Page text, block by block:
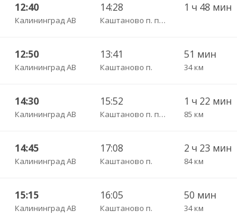
12:40
Калининград АВ
14:28
Каштаново п. пов.
1 ч 48 мин
12:50
Калининград АВ
13:41
Каштаново п.
51 мин
34 км
14:30
Калининград АВ
15:52
Каштаново п. пов.
1 ч 22 мин
85 км
14:45
Калининград АВ
17:08
Каштаново п.
2 ч 23 мин
84 км
15:15
Калининград АВ
16:05
Каштаново п.
50 мин
34 км